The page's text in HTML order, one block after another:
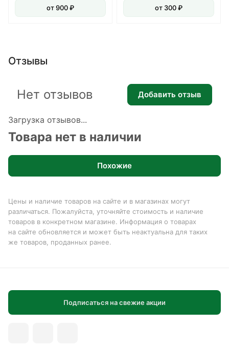
от 900 ₽ от 300 ₽
Отзывы
Загрузка отзывов...
Нет отзывов Добавить отзыв
Товара нет в наличии
Похожие
Цены и наличие товаров на сайте и в магазинах могут
различаться. Пожалуйста, уточняйте стоимость и наличие
товаров в конкретном магазине. Информация о товарах
на сайте обновляется и может быть неактуальна для таких
же товаров, проданных ранее.
Подписаться на свежие акции